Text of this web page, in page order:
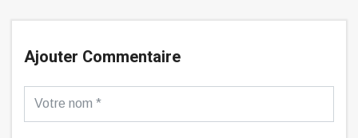
Ajouter Commentaire